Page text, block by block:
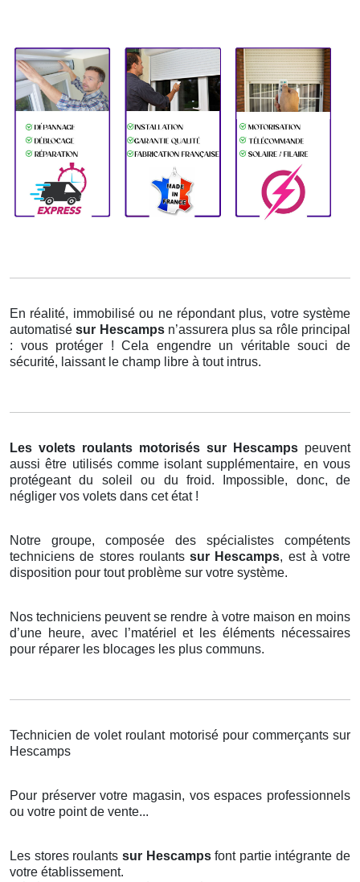
En réalité, immobilisé ou ne répondant plus, votre système
automatisésur Hescamps n’assurera plus sa rôle principal
: vous protéger ! Cela engendre un véritable souci de
sécurité, laissant le champ libre à tout intrus.
Les volets roulants motorisés sur Hescamps peuvent
aussi être utilisés comme isolant supplémentaire, en vous
protégeant du soleil ou du froid. Impossible, donc, de
négliger vos volets dans cet état !
Notre groupe, composée des spécialistes compétents
techniciens de stores roulants sur Hescamps, est à votre
disposition pour tout problème sur votre système.
Nos techniciens peuvent se rendre à votre maison en moins
d’une heure, avec l’matériel et les éléments nécessaires
pour réparer les blocages les plus communs.
Technicien de volet roulant motorisé pour commerçants sur
Hescamps
Pour préserver votre magasin, vos espaces professionnels
ou votre point de vente...
Les stores roulants sur Hescampsfont partie intégrante de
votre établissement.